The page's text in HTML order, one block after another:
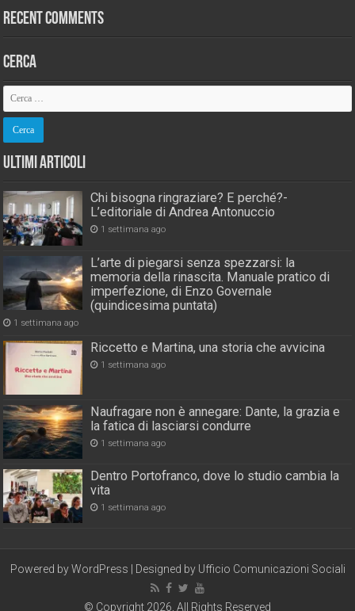
Recent Comments
Cerca
Ultimi Articoli
Chi bisogna ringraziare? E perché?-
L’editoriale di Andrea Antonuccio
1 settimana ago
L’arte di piegarsi senza spezzarsi: la
memoria della rinascita. Manuale pratico di
imperfezione, di Enzo Governale
(quindicesima puntata)
1 settimana ago
Riccetto e Martina, una storia che avvicina
1 settimana ago
Naufragare non è annegare: Dante, la grazia e
la fatica di lasciarsi condurre
1 settimana ago
Dentro Portofranco, dove lo studio cambia la
vita
1 settimana ago
Powered byWordPress | Designed by Ufficio Comunicazioni Sociali
© Copyright 2026, All Rights Reserved